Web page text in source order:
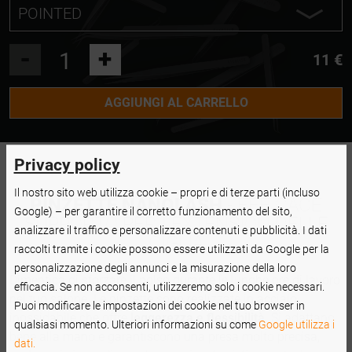
POINTED
POINTED
L SHAPE
CURVED
+ 11 €
AGGIUNGI AL CARRELLO
PINZETTE NANOLASH- EFFICACE
SUPPORTO PER L’EXTENSION DELLE
CIGLIA
Dimentica di sforzare il polso durante le lunghe ore di lavoro
nel tuo salone. Le pinzette sono realizzate in acciaio
inossidabile che offre
leggerezza e flessibilità . Si adattano
bene alla mano e garantiscono una presa molto precisa,
Privacy policy
Il nostro sito web utilizza cookie – propri e di terze parti (incluso
Google) – per garantire il corretto funzionamento del sito,
analizzare il traffico e personalizzare contenuti e pubblicità. I dati
raccolti tramite i cookie possono essere utilizzati da Google per la
personalizzazione degli annunci e la misurazione della loro
efficacia. Se non acconsenti, utilizzeremo solo i cookie necessari.
Puoi modificare le impostazioni dei cookie nel tuo browser in
qualsiasi momento. Ulteriori informazioni su come Google utilizza i
dati.